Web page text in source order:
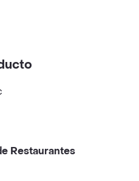
Restaurantes